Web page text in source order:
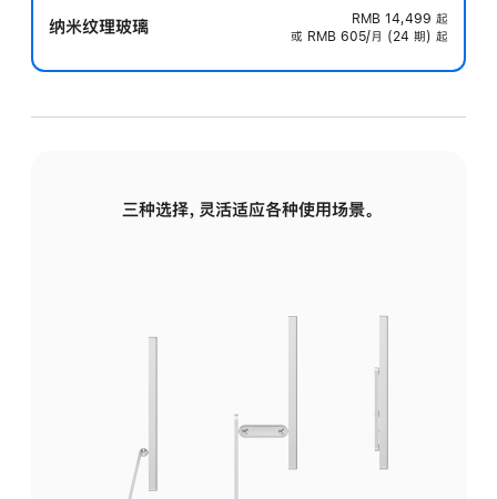
纳米纹理玻璃 RMB 14,499 起
或 RMB 605/月 (24 期) 起
三种选择，灵活适应各种使用场景。